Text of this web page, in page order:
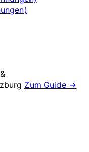
Zum Guide →